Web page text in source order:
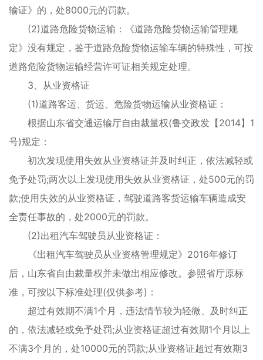
输证》的，处8000元的罚款。
(2)道路危险货物运输：《道路危险货物运输管理规
定》没有规定，鉴于道路危险货物运输车辆的特殊性，可按
道路危险货物运输经营许可证相关规定处理。
3、从业资格证
(1)道路客运、货运、危险货物运输从业资格证：
根据山东省交通运输厅自由裁量权(鲁交政发【2014】1
号)规定：
初次发现使用失效从业资格证并及时纠正，依法减轻或
免予处罚;两次以上发现使用失效从业资格证，处500元的罚
款;使用失效的从业资格证，驾驶道路客货运输车辆造成安
全责任事故的，处2000元的罚款。
(2)出租汽车驾驶员从业资格证：
《出租汽车驾驶员从业资格管理规定》2016年修订
后，山东省自由裁量权并未做出相应修改。参照省厅原标
准，可按以下标准处理(仅供参考)：
超过有效期不满1个月，违法情节较为轻微、及时纠正
的，依法减轻或免予处罚;从业资格证超过有效期1个月以上
不满3个月的，处10000元的罚款;从业资格证超过有效期3